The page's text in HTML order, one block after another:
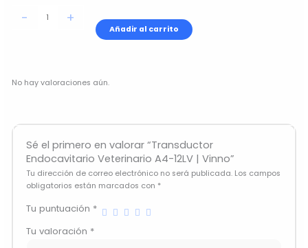
- +
Añadir al carrito
No hay valoraciones aún.
Sé el primero en valorar “Transductor
Endocavitario Veterinario A4-12LV | Vinno”
Tu dirección de correo electrónico no será publicada. Los campos
obligatorios están marcados con *
Tu puntuación *
Tu valoración *